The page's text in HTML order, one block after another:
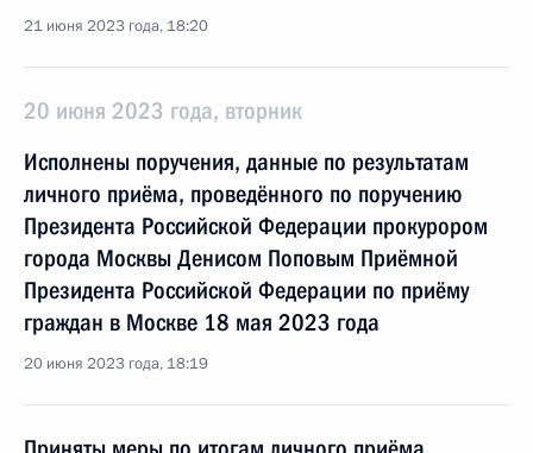
21 июня 2023 года, 18:20
20 июня 2023 года, вторник
Исполнены поручения, данные по результатам
личного приёма, проведённого по поручению
Президента Российской Федерации прокурором
города Москвы Денисом Поповым Приёмной
Президента Российской Федерации по приёму
граждан в Москве 18 мая 2023 года
20 июня 2023 года, 18:19